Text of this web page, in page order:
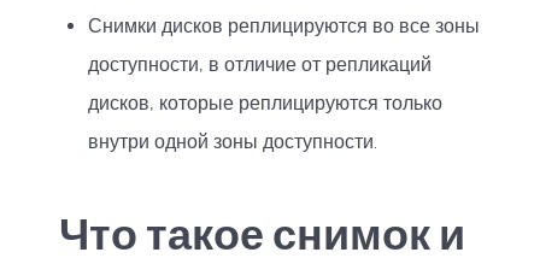
Снимки дисков реплицируются во все зоны
доступности, в отличие от репликаций
дисков, которые реплицируются только
внутри одной зоны доступности.
Что такое снимок и